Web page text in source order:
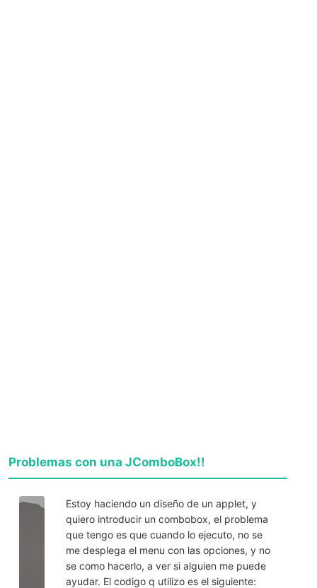
Problemas con una JComboBox!!
Estoy haciendo un diseño de un applet, y
quiero introducir un combobox, el problema
que tengo es que cuando lo ejecuto, no se
me desplega el menu con las opciones, y no
se como hacerlo, a ver si alguien me puede
ayudar. El codigo q utilizo es el siguiente: